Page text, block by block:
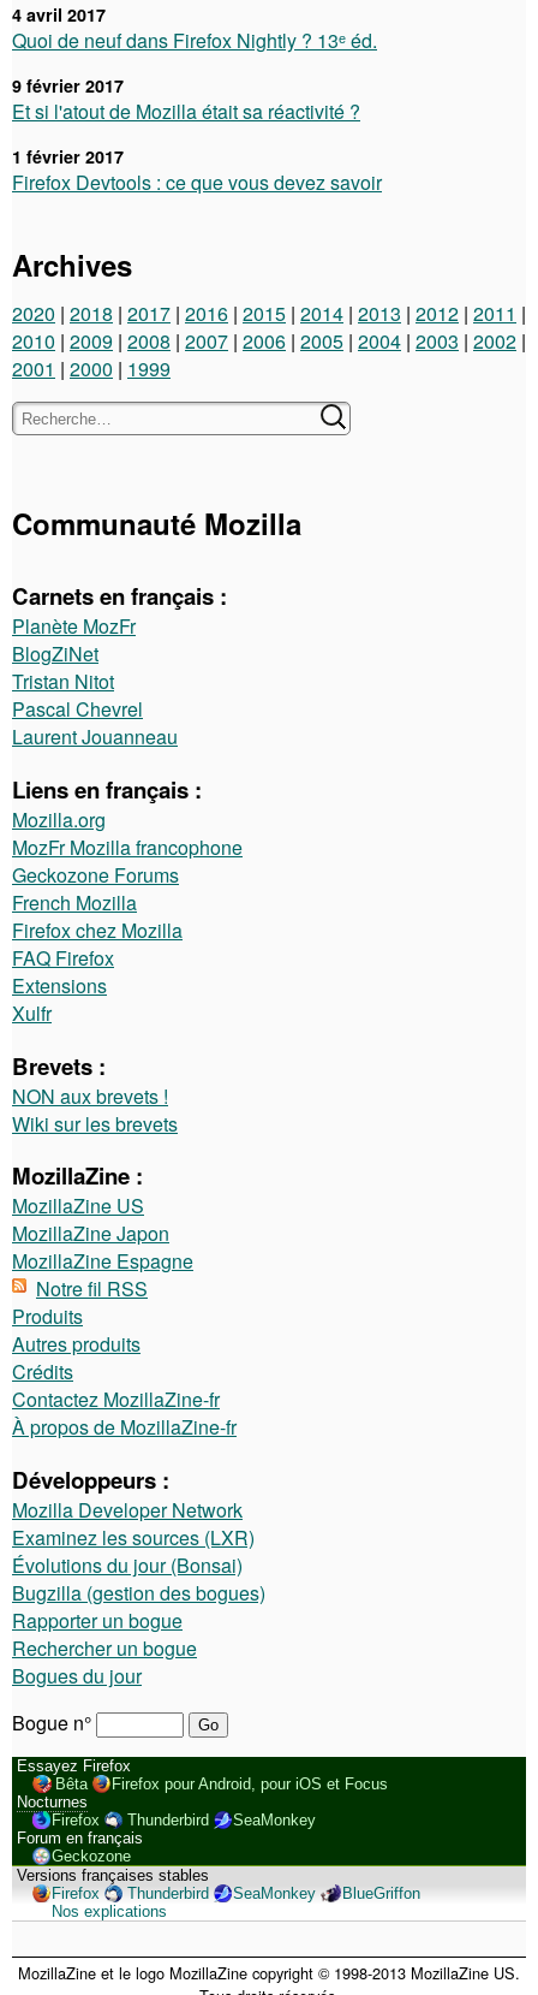
4 avril 2017
Quoi de neuf dans Firefox Nightly ? 13ᵉ éd.
9 février 2017
Et si l'atout de Mozilla était sa réactivité ?
1 février 2017
Firefox Devtools : ce que vous devez savoir
Archives
2020 2018 2017 2016 2015 2014 2013 2012 2011
2010 2009 2008 2007 2006 2005 2004 2003 2002
2001
2000 1999
Communauté Mozilla
Carnets en français :
Planète MozFr
BlogZiNet
Tristan Nitot
Pascal Chevrel
Laurent Jouanneau
Liens en français :
Mozilla.org
MozFr Mozilla francophone
Geckozone Forums
French Mozilla
Firefox chez Mozilla
FAQ Firefox
Extensions
Xulfr
Brevets :
NON aux brevets !
Wiki sur les brevets
MozillaZine :
MozillaZine US
MozillaZine Japon
MozillaZine Espagne
Notre fil RSS
Produits
Autres produits
Crédits
Contactez MozillaZine-fr
À propos de MozillaZine-fr
Développeurs :
Mozilla Developer Network
Examinez les sources (LXR)
Évolutions du jour (Bonsai)
Bugzilla (gestion des bogues)
Rapporter un bogue
Rechercher un bogue
Bogues du jour
Bogue n°
Essayez Firefox
Bêta
Firefox pour Android, pour iOS et Focus
Nocturnes
Firefox
Thunderbird
SeaMonkey
Forum en français
Geckozone
Versions françaises stables
Firefox
Thunderbird SeaMonkey
BlueGriffon
Nos explications
MozillaZine et le logo MozillaZine copyright © 1998-2013 MozillaZine US.